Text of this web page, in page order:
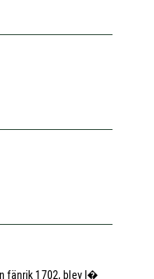
fänrik 1702, blev l�